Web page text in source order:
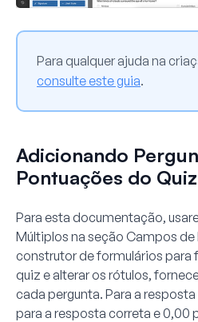
Para qualquer ajuda na
consulte este guia.
Adicionando
Pontuações do Quiz
Para esta documentação,
Múltiplos na seção Campos
construtor de formulários para
quiz e alterar os rótulos,
cada pergunta. Para a
para a resposta correta e0,00